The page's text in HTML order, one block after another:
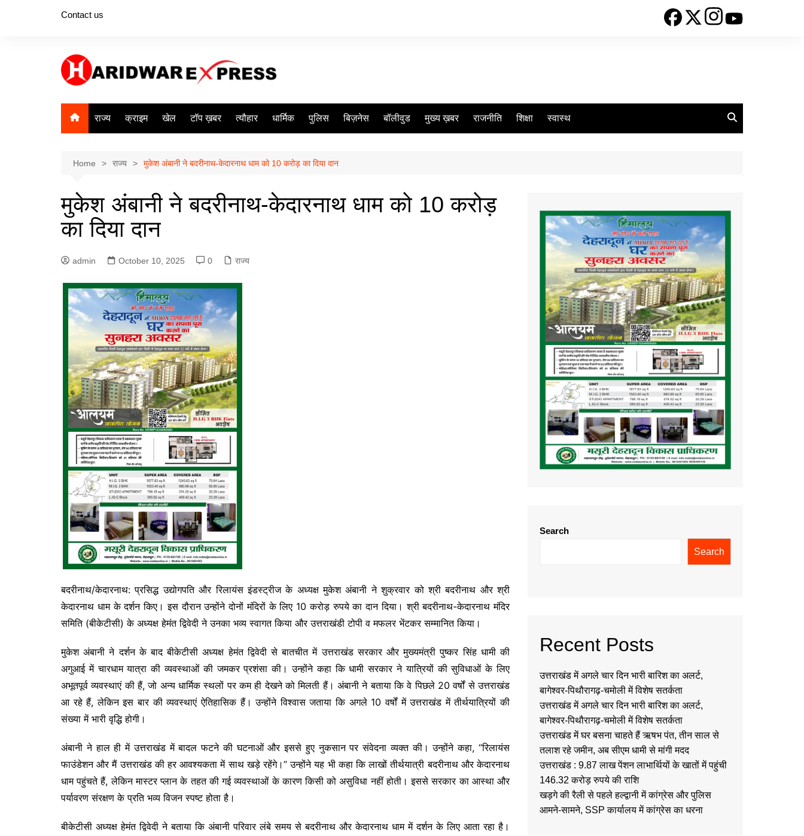
Contact us
राज्य क्राइम खेल टॉप ख़बर त्यौहार धार्मिक पुलिस बिज़नेस बॉलीवुड मुख्य ख़बर राजनीति शिक्षा स्वास्थ
Home राज्य मुकेश अंबानी ने बदरीनाथ-केदारनाथ धाम को 10 करोड़ का दिया दान
मुकेश अंबानी ने बदरीनाथ-केदारनाथ धाम को 10 करोड़
का दिया दान
admin October 10, 2025 0 राज्य
बदरीनाथ/केदारनाथ: प्रसिद्ध उद्योगपति और रिलायंस इंडस्ट्रीज के अध्यक्ष मुकेश अंबानी ने शुक्रवार को श्री बदरीनाथ और श्री
केदारनाथ धाम के दर्शन किए। इस दौरान उन्होंने दोनों मंदिरों के लिए 10 करोड़ रुपये का दान दिया। श्री बदरीनाथ-केदारनाथ मंदिर
समिति (बीकेटीसी) के अध्यक्ष हेमंत द्विवेदी ने उनका भव्य स्वागत किया और उत्तराखंडी टोपी व मफलर भेंटकर सम्मानित किया।
मुकेश अंबानी ने दर्शन के बाद बीकेटीसी अध्यक्ष हेमंत द्विवेदी से बातचीत में उत्तराखंड सरकार और मुख्यमंत्री पुष्कर सिंह धामी की
अगुआई में चारधाम यात्रा की व्यवस्थाओं की जमकर प्रशंसा की। उन्होंने कहा कि धामी सरकार ने यात्रियों की सुविधाओं के लिए
अभूतपूर्व व्यवस्थाएं की हैं, जो अन्य धार्मिक स्थलों पर कम ही देखने को मिलती हैं। अंबानी ने बताया कि वे पिछले 20 वर्षों से उत्तराखंड
आ रहे हैं, लेकिन इस बार की व्यवस्थाएं ऐतिहासिक हैं। उन्होंने विश्वास जताया कि अगले 10 वर्षों में उत्तराखंड में तीर्थयात्रियों की
संख्या में भारी वृद्धि होगी।
अंबानी ने हाल ही में उत्तराखंड में बादल फटने की घटनाओं और इससे हुए नुकसान पर संवेदना व्यक्त की। उन्होंने कहा, “रिलायंस
फाउंडेशन और मैं उत्तराखंड की हर आवश्यकता में साथ खड़े रहेंगे।” उन्होंने यह भी कहा कि लाखों तीर्थयात्री बदरीनाथ और केदारनाथ
धाम पहुंचते हैं, लेकिन मास्टर प्लान के तहत की गई व्यवस्थाओं के कारण किसी को असुविधा नहीं होती। इससे सरकार का आस्था और
पर्यावरण संरक्षण के प्रति भव्य विजन स्पष्ट होता है।
बीकेटीसी अध्यक्ष हेमंत द्विवेदी ने बताया कि अंबानी परिवार लंबे समय से बदरीनाथ और केदारनाथ धाम में दर्शन के लिए आता रहा है।
Search
Search
Recent Posts
उत्तराखंड में अगले चार दिन भारी बारिश का अलर्ट,
बागेश्वर-पिथौरागढ़-चमोली में विशेष सतर्कता
उत्तराखंड में अगले चार दिन भारी बारिश का अलर्ट,
बागेश्वर-पिथौरागढ़-चमोली में विशेष सतर्कता
उत्तराखंड में घर बसना चाहते हैं ऋषभ पंत, तीन साल से
तलाश रहे जमीन, अब सीएम धामी से मांगी मदद
उत्तराखंड : 9.87 लाख पेंशन लाभार्थियों के खातों में पहुंची
146.32 करोड़ रुपये की राशि
खड़गे की रैली से पहले हल्द्वानी में कांग्रेस और पुलिस
आमने-सामने, SSP कार्यालय में कांग्रेस का धरना